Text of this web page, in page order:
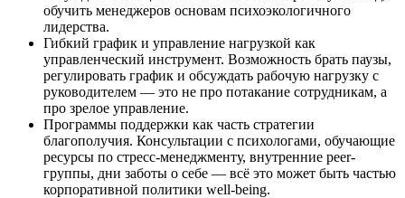
обучить менеджеров основам психоэкологичного
лидерства.
Гибкий график и управление нагрузкой как
управленческий инструмент. Возможность брать паузы,
регулировать график и обсуждать рабочую нагрузку с
руководителем — это не про потакание сотрудникам, а
про зрелое управление.
Программы поддержки как часть стратегии
благополучия. Консультации с психологами, обучающие
ресурсы по стресс-менеджменту, внутренние peer-
группы, дни заботы о себе — всё это может быть частью
корпоративной политики well-being.